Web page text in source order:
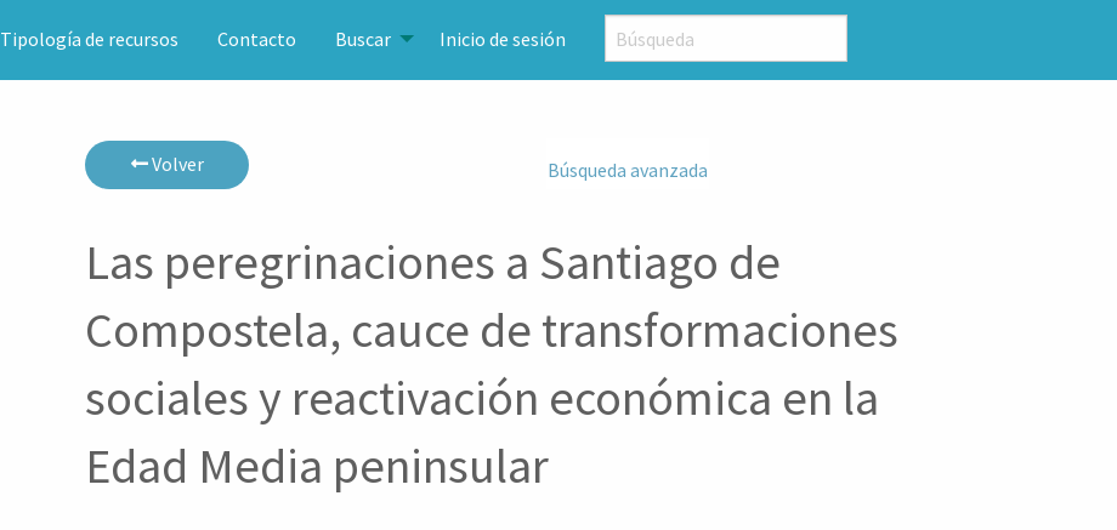
Tipología de recursos Contacto Buscar Inicio de sesión
Volver Búsqueda avanzada
Las peregrinaciones a Santiago de
Compostela, cauce de transformaciones
sociales y reactivación económica en la
Edad Media peninsular